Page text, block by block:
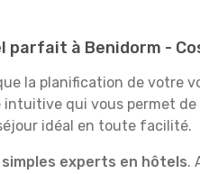
à Benidorm -
la planification de votre
qui vous permet
idéal en toute facilité.
experts en hôtels.